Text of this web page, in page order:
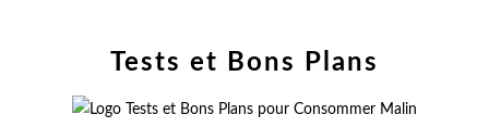
Tests et Bons Plans